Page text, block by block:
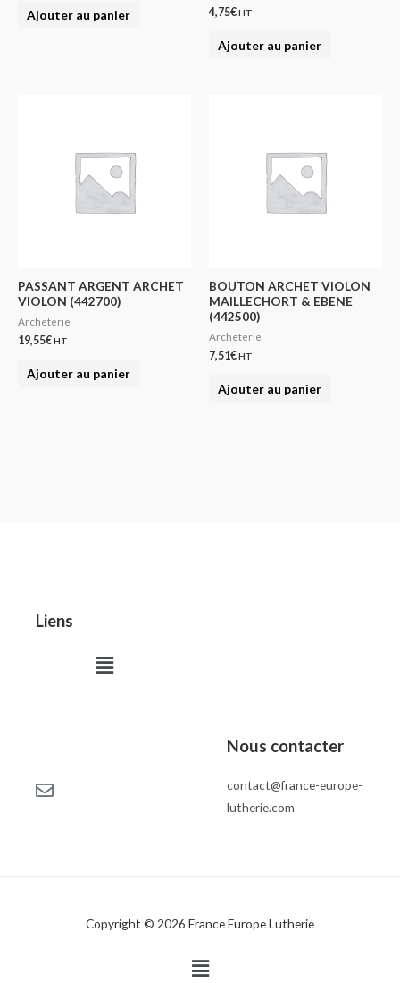
Ajouter au panier 4,75€HT
Ajouter au panier
PASSANT ARGENT ARCHET
VIOLON (442700)
Archeterie
19,55€HT
Ajouter au panier
BOUTON ARCHET VIOLON
MAILLECHORT & EBENE
(442500)
Archeterie
7,51€HT
Ajouter au panier
Liens
Menu
Nous contacter
contact@france-europe-
lutherie.com
Copyright © 2026 France Europe Lutherie
Menu